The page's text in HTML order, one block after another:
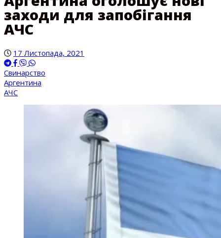
заходи для запобігання
АЧС
17 Листопада, 2021
Свинарство
Аргентина
АЧС